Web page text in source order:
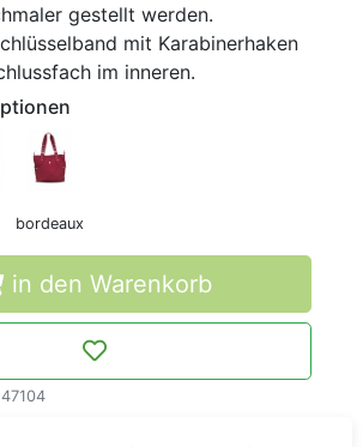
gestellt werden.
mit Karabinerhaken
im inneren.
bordeaux
in den Warenkorb